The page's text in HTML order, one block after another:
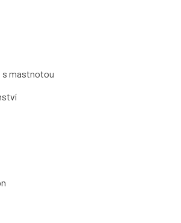
s mastnotou